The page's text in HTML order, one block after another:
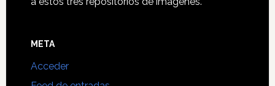
META
Acceder